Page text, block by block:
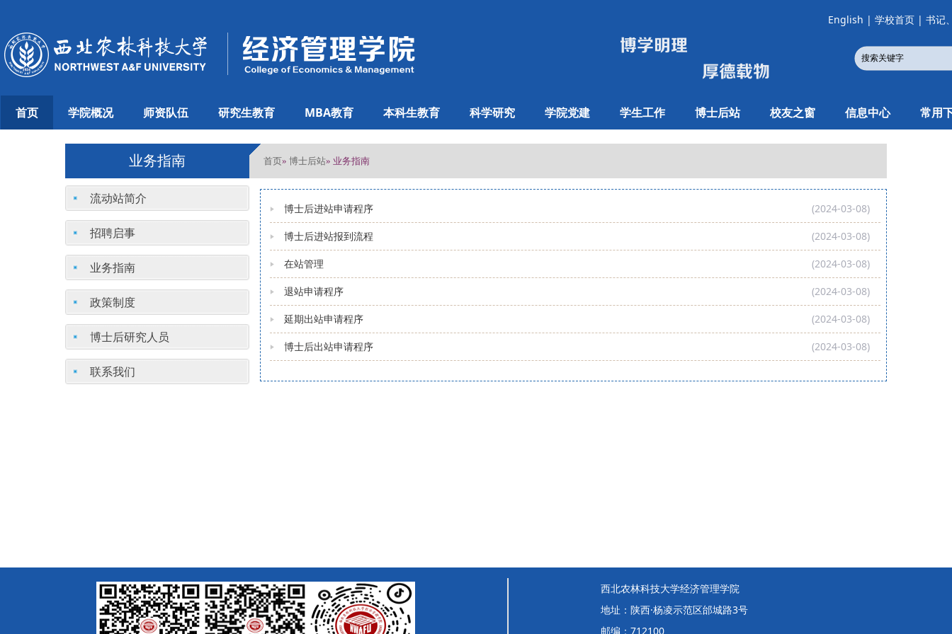
English | 学校首页 | 书记
首页 学院概况 师资队伍 研究生教育 MBA教育 本科生教育 科学研究 学院党建 学生工作 博士后站 校友之窗 信息中心 常用
业务指南 首页» 博士后站» 业务指南
流动站简介
招聘启事
业务指南
政策制度
博士后研究人员
联系我们
(2024-03-08)
博士后进站申请程序
(2024-03-08)
博士后进站报到流程
(2024-03-08)
在站管理
(2024-03-08)
退站申请程序
(2024-03-08)
延期出站申请程序
(2024-03-08)
博士后出站申请程序
西北农林科技大学经济管理学院
地址：陕西·杨凌示范区邰城路3号
邮编：712100